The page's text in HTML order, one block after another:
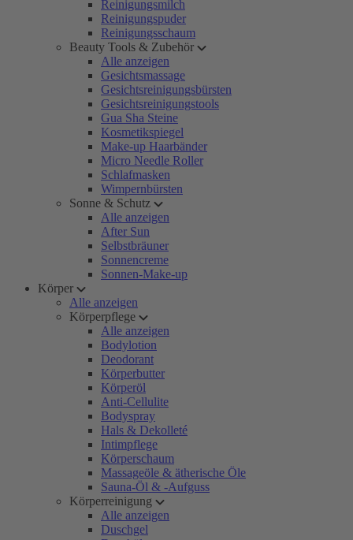
Reinigungsmilch
Reinigungspuder
Reinigungsschaum
Beauty Tools & Zubehör
Alle anzeigen
Gesichtsmassage
Gesichtsreinigungsbürsten
Gesichtsreinigungstools
Gua Sha Steine
Kosmetikspiegel
Make-up Haarbänder
Micro Needle Roller
Schlafmasken
Wimpernbürsten
Sonne & Schutz
Alle anzeigen
After Sun
Selbstbräuner
Sonnencreme
Sonnen-Make-up
Körper
Alle anzeigen
Körperpflege
Alle anzeigen
Bodylotion
Deodorant
Körperbutter
Körperöl
Anti-Cellulite
Bodyspray
Hals & Dekolleté
Intimpflege
Körperschaum
Massageöle & ätherische Öle
Sauna-Öl & -Aufguss
Körperreinigung
Alle anzeigen
Duschgel